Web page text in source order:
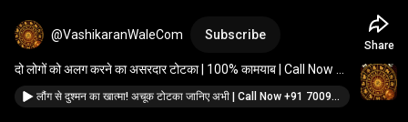
@VashikaranWaleCom Subscribe
दो लोगों को अलग करने का असरदार टोटका | 100% कामयाब | Call Now
+91 70090 22464
लौंग से दुश्मन का खात्मा! अचूक टोटका जानिए अभी | Call Now +91 70090 22464
Share